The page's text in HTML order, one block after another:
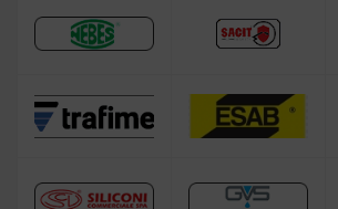
Attrezzatura complementare alla saldatura
Occasioni
Maschera per saldare autoscurante